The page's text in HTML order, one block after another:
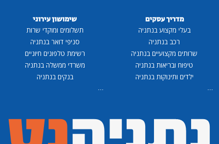
מדריך עסקים
בעלי מקצוע בנתניה
רכב בנתניה
שרותים מקצועיים בנתניה
טיפוח ובריאות בנתניה
ילדים ותינוקות בנתניה
...
שימושון עירוני
תשלומים ומוקדי שרות
סניפי דואר בנתניה
רשימת טלפונים חיוניים
משרדי ממשלה בנתניה
בנקים בנתניה
...